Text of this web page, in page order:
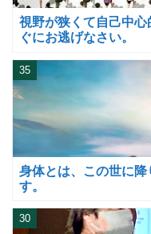
視野が狭くて自己中
ぐにお逃げなさい。
身体とは、この世に
す。
35
30